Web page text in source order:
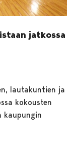
jatkossa
lautakuntien ja
kokousten
kaupungin